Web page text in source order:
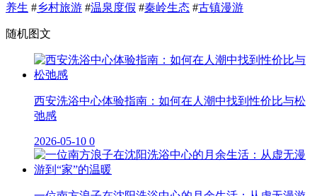
养生 #乡村旅游 #温泉度假 #秦岭生态 #古镇漫游
随机图文
西安洗浴中心体验指南：如何在人潮中找到性价比与松
弛感
2026-05-10 0